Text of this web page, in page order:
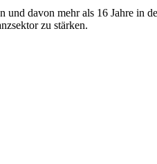
davon mehr als 16 Jahre in
zu stärken.